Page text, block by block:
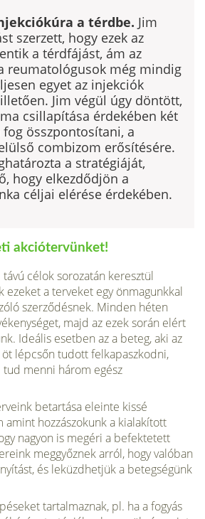
a térdbe. Jim
szerzett, hogy ezek az
a térdfájást, ám az
reumatológusok még mindig
egyet az injekciók
Jim végül úgy döntött,
csillapítása érde­kében két
összpontosítani, a
combizom erősítésére.
a stra­tégiáját,
hogy elkezdődjön a
céljai elérése érdekében.
akciótervünket!
célok sorozatán keresztül
ezeket a terveket egy önmagunkkal
szerződésnek. Minden héten
majd az ezek során elért
Ideális esetben az a beteg, aki az
lépcsőn tudott felkapaszkodni,
menni három egész
betartása eleinte kissé
amint hozzászokunk a kialakított
nagyon is megéri a befektetett
meggyőznek arról, hogy valóban
és leküzdhetjük a betegségünk
tartalmaznak, pl. ha a fogyás